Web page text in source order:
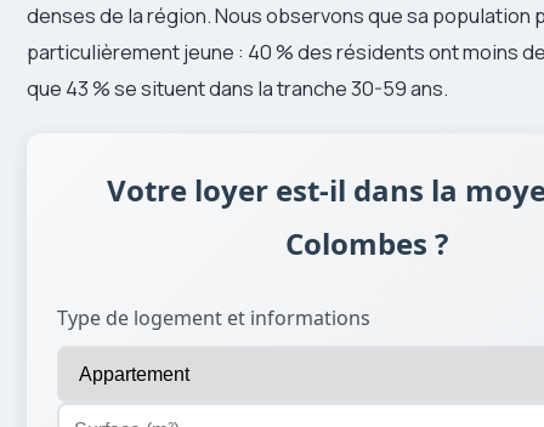
denses de la région. Nous observons que sa population
particulièrement jeune : 40 % des résidents ont moins
que 43 % se situent dans la tranche 30-59 ans.
Votre loyer est-il dans la
Colombes ?
Type de logement et informations